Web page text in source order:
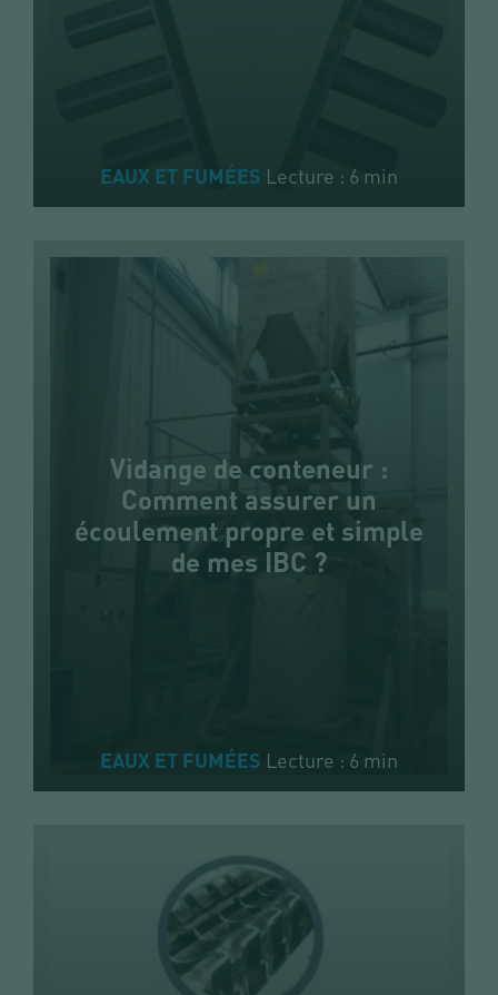
EAUX ET FUMÉES Lecture : 6 min
Vidange de conteneur :
Comment assurer un
écoulement propre et simple
de mes IBC ?
EAUX ET FUMÉES Lecture : 6 min